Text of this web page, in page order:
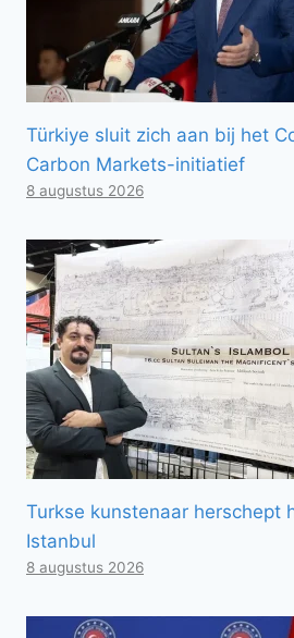
Türkiye sluit zich aan bij het
Carbon Markets-initiatief
8 augustus 2026
Turkse kunstenaar herschept
Istanbul
8 augustus 2026